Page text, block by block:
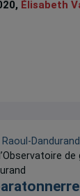
Élisabeth
Dandurand
de